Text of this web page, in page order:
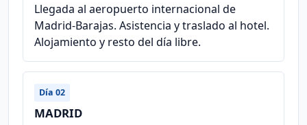
Llegada al aeropuerto internacional de
Madrid-Barajas. Asistencia y traslado al hotel.
Alojamiento y resto del día libre.
Día 02
MADRID